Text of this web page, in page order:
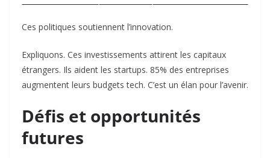
Ces politiques soutiennent l’innovation.
Expliquons. Ces investissements attirent les capitaux
étrangers. Ils aident les startups. 85% des entreprises
augmentent leurs budgets tech. C’est un élan pour l’avenir.
Défis et opportunités
futures